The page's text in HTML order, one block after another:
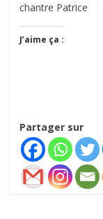
chantre Patrice
J’aime ça :
Partager sur